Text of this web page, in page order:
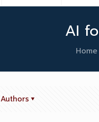
AI
Home
Authors